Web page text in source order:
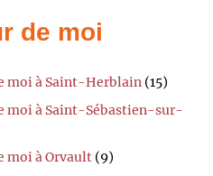
de moi
moi à Saint-Herblain (15)
moi à Saint-Sébastien-sur-
moi à Orvault (9)